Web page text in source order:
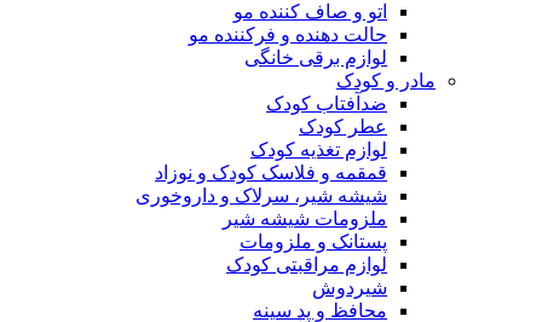
اتو و صاف کننده مو
حالت دهنده و فرکننده مو
لوازم برقی خانگی
مادر و کودک
ضدآفتاب کودک
عطر کودک
لوازم تغذیه کودک
قمقمه و فلاسک کودک و نوزاد
شیشه شیر، سرلاک و داروخوری
ملزومات شیشه شیر
پستانک و ملزومات
لوازم مراقبتی کودک
شیردوش
محافظ و پد سینه